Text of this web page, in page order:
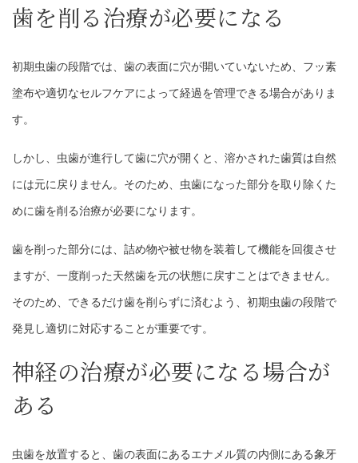
歯を削る治療が必要になる
初期虫歯の段階では、歯の表面に穴が開いていないため、フッ素
塗布や適切なセルフケアによって経過を管理できる場合がありま
す。
しかし、虫歯が進行して歯に穴が開くと、溶かされた歯質は自然
には元に戻りません。そのため、虫歯になった部分を取り除くた
めに歯を削る治療が必要になります。
歯を削った部分には、詰め物や被せ物を装着して機能を回復させ
ますが、一度削った天然歯を元の状態に戻すことはできません。
そのため、できるだけ歯を削らずに済むよう、初期虫歯の段階で
発見し適切に対応することが重要です。
神経の治療が必要になる場合が
ある
虫歯を放置すると、歯の表面にあるエナメル質の内側にある象牙